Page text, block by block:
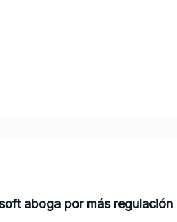
aboga por más regulación